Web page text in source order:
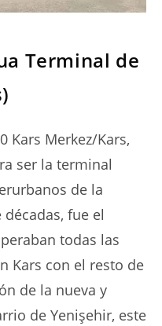
Terminal de
Kars Merkez/Kars,
ser la terminal
de la
fue el
todas las
Kars con el resto de
de la nueva y
de Yenişehir, este